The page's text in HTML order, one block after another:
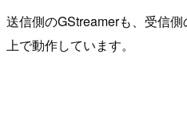
送信側のGStreamerも、受信
上で動作しています。